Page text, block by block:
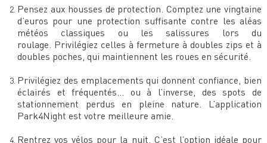
Pensez aux housses de protection. Comptez une vingtaine
d’euros pour une protection suffisante contre les aléas
météos classiques ou les salissures lors du
roulage. Privilégiez celles à fermeture à doubles zips et à
doubles poches, qui maintiennent les roues en sécurité.
Privilégiez des emplacements qui donnent confiance, bien
éclairés et fréquentés… ou à l’inverse, des spots de
stationnement perdus en pleine nature. L’application
Park4Night est votre meilleure amie.
Rentrez vos vélos pour la nuit. C’est l’option idéale pour